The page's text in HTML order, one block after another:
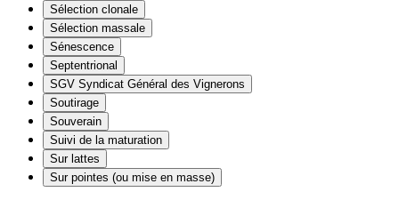
Sélection clonale
Sélection massale
Sénescence
Septentrional
SGV Syndicat Général des Vignerons
Soutirage
Souverain
Suivi de la maturation
Sur lattes
Sur pointes (ou mise en masse)